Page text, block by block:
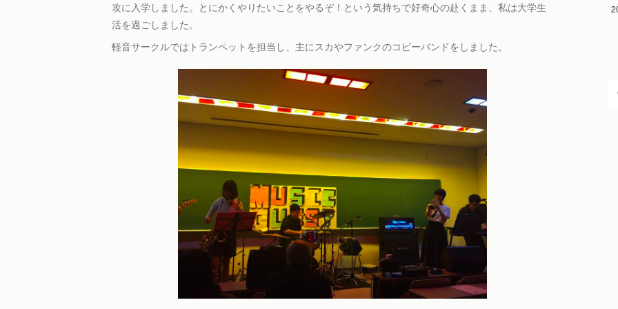
攻に入学しました。とにかくやりたいことをやるぞ！という気持ちで好奇心の赴くまま、私は大学生
活を過ごしました。
軽音サークルではトランペットを担当し、主にスカやファンクのコピーバンドをしました。